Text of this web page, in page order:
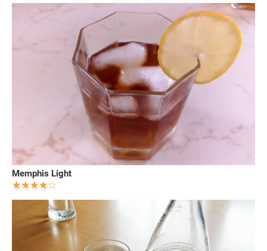
Memphis Light